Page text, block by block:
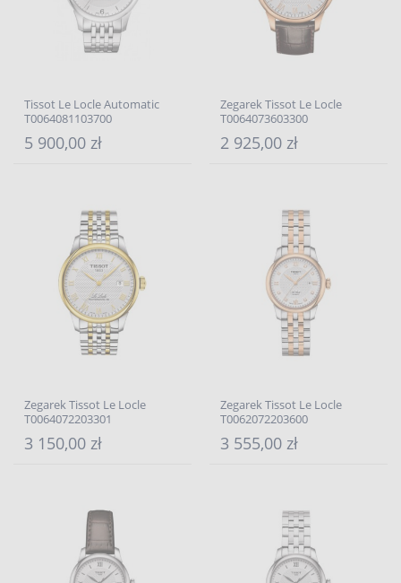
Tissot Le Locle Automatic
T0064081103700
5 900,00 zł
Zegarek Tissot Le Locle
T0064073603300
2 925,00 zł
Zegarek Tissot Le Locle
T0064072203301
3 150,00 zł
Zegarek Tissot Le Locle
T0062072203600
3 555,00 zł